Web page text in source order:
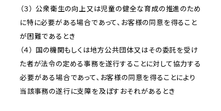
（３） 公衆衛生の向上又は児童の健全な育成の推進のため
に特に必要がある場合であって、お客様の同意を得ること
が困難であるとき
（４） 国の機関もしくは地方公共団体又はその委託を受け
た者が法令の定める事務を遂行することに対して協力する
必要がある場合であって、お客様の同意を得ることにより
当該事務の遂行に支障を及ぼすおそれがあるとき